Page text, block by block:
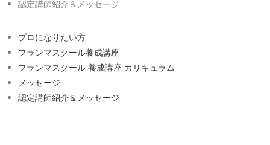
認定講師紹介＆メッセージ
プロになりたい方
フランマスクール養成講座
フランマスクール 養成講座 カリキュラム
メッセージ
認定講師紹介＆メッセージ